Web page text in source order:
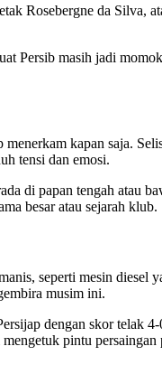
Rosebergne da Silva,
Persib masih jadi
kapan saja.
tensi dan emosi.
di papan tengah atau
besar atau sejarah klub.
seperti mesin diesel
musim ini.
dengan skor telak
pintu persaingan